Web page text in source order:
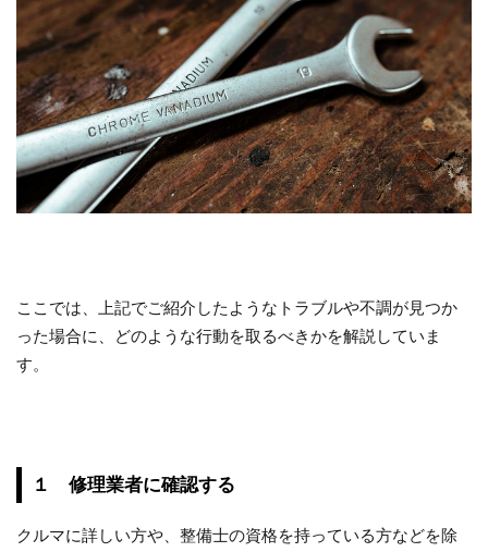
ここでは、上記でご紹介したようなトラブルや不調が見つか
った場合に、どのような行動を取るべきかを解説していま
す。
１ 修理業者に確認する
クルマに詳しい方や、整備士の資格を持っている方などを除